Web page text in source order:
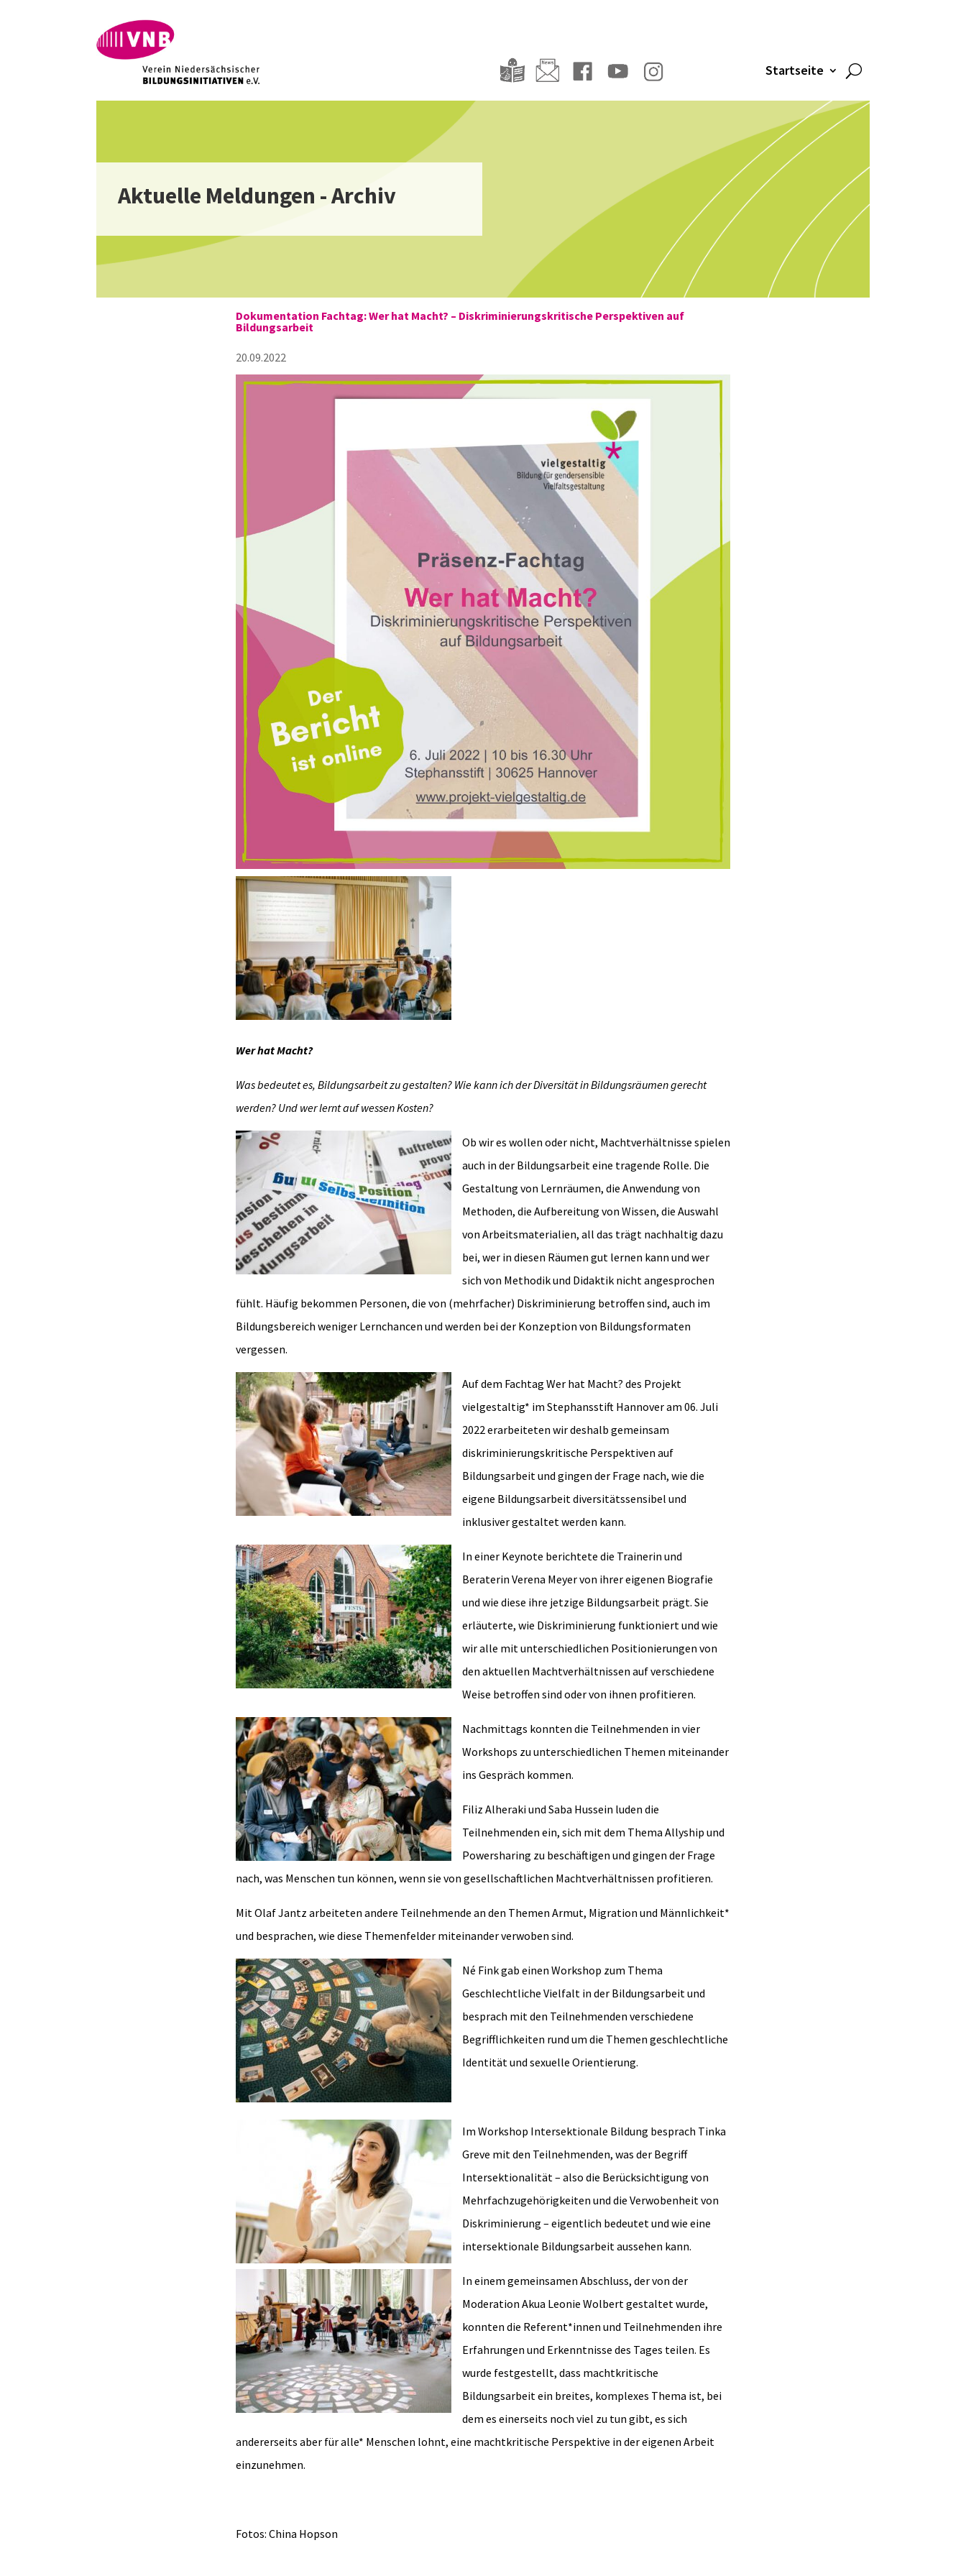
Startseite
Aktuelle Meldungen - Archiv
Dokumentation Fachtag: Wer hat Macht? – Diskriminierungskritische Perspektiven auf
Bildungsarbeit
20.09.2022
Wer hat Macht?
Wasbedeutet es, Bildungsarbeit zu gestalten? Wie kann ich der Diversität in Bildungsräumen gerecht
werden? Und wer lernt auf wessen Kosten?
Ob wir es wollen oder nicht, Machtverhältnisse spielen
auch in der Bildungsarbeit eine tragende Rolle. Die
Gestaltung von Lernräumen, die Anwendung von
Methoden, die Aufbereitung von Wissen, die Auswahl
von Arbeitsmaterialien, all das trägt nachhaltig dazu
bei, wer in diesen Räumen gut lernen kann und wer
sich von Methodik und Didaktik nicht angesprochen
fühlt. Häufig bekommen Personen, die von (mehrfacher) Diskriminierung betroffen sind, auch im
Bildungsbereich weniger Lernchancen und werden bei der Konzeption von Bildungsformaten
vergessen.
Auf dem Fachtag Wer hat Macht? des Projekt
vielgestaltig* im Stephansstift Hannover am 06. Juli
2022 erarbeiteten wir deshalb gemeinsam
diskriminierungskritische Perspektiven auf
Bildungsarbeit und gingen der Frage nach, wie die
eigene Bildungsarbeit diversitätssensibel und
inklusiver gestaltet werden kann.
In einer Keynote berichtete die Trainerin und
Beraterin Verena Meyer von ihrer eigenen Biografie
und wie diese ihre jetzige Bildungsarbeit prägt. Sie
erläuterte, wie Diskriminierung funktioniert und wie
wir alle mit unterschiedlichen Positionierungen von
den aktuellen Machtverhältnissen auf verschiedene
Weise betroffen sind oder von ihnen profitieren.
Nachmittags konnten die Teilnehmenden in vier
Workshops zu unterschiedlichen Themen miteinander
ins Gespräch kommen.
Filiz Alheraki und Saba Hussein luden die
Teilnehmenden ein, sich mit dem Thema Allyship und
Powersharing zu beschäftigen und gingen der Frage
nach, was Menschen tun können, wenn sie von gesellschaftlichen Machtverhältnissen profitieren.
Mit Olaf Jantz arbeiteten andere Teilnehmende an den Themen Armut, Migration und Männlichkeit*
und besprachen, wie diese Themenfelder miteinander verwoben sind.
Né Fink gab einen Workshop zum Thema
Geschlechtliche Vielfalt in der Bildungsarbeit und
besprach mit den Teilnehmenden verschiedene
Begrifflichkeiten rund um die Themen geschlechtliche
Identität und sexuelle Orientierung.
Im Workshop Intersektionale Bildung besprach Tinka
Greve mit den Teilnehmenden, was der Begriff
Intersektionalität – also die Berücksichtigung von
Mehrfachzugehörigkeiten und die Verwobenheit von
Diskriminierung – eigentlich bedeutet und wie eine
intersektionale Bildungsarbeit aussehen kann.
In einem gemeinsamen Abschluss, der von der
Moderation Akua Leonie Wolbert gestaltet wurde,
konnten die Referent*innen und Teilnehmenden ihre
Erfahrungen und Erkenntnisse des Tages teilen. Es
wurde festgestellt, dass machtkritische
Bildungsarbeit ein breites, komplexes Thema ist, bei
dem es einerseits noch viel zu tun gibt, es sich
andererseits aber für alle* Menschen lohnt, eine machtkritische Perspektive in der eigenen Arbeit
einzunehmen.
Fotos: China Hopson